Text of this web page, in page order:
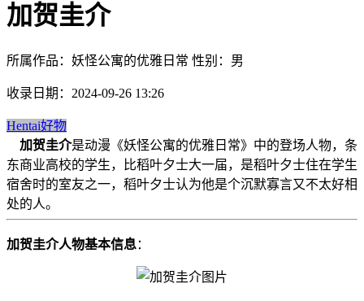
加贺圭介
所属作品：妖怪公寓的优雅日常 性别：男
收录日期：2024-09-26 13:26
Hentai好物
加贺圭介是动漫《妖怪公寓的优雅日常》中的登场人物，条
东商业高校的学生，比稻叶夕士大一届，是稻叶夕士住在学生
宿舍时的室友之一，稻叶夕士认为他是个沉默寡言又不太好相
处的人。
加贺圭介人物基本信息：